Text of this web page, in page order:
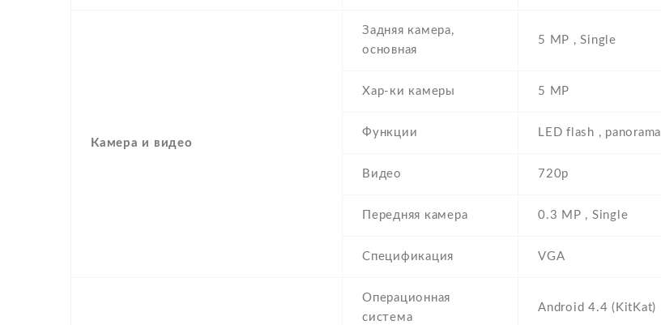
Камера и видео
Задняя камера,
основная
5 MP , Single
Хар-ки камеры 5 MP
Функции LED flash , panorama
Видео 720p
Передняя камера 0.3 MP , Single
Спецификация VGA
Операционная
система
Android 4.4 (KitKat)